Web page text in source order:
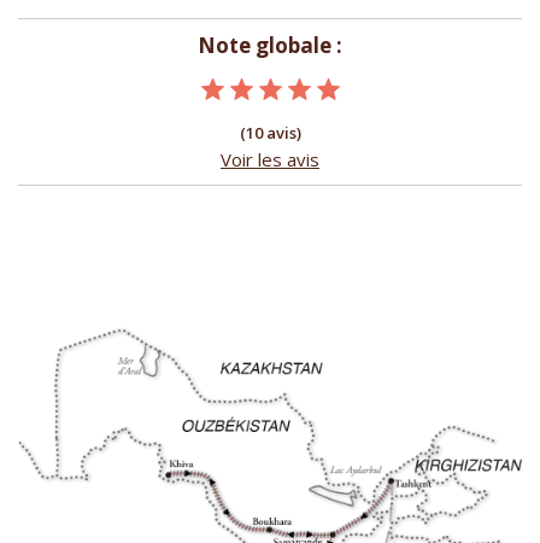
Note globale :
(10 avis)
Voir les avis